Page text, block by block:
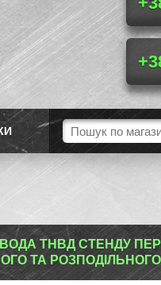
ТНВД СТЕНДУ
ТА РОЗПОДІЛЬНОГО